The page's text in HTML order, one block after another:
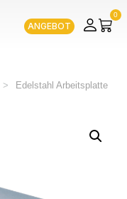
ANGEBOT
0
>
Edelstahl Arbeitsplatte